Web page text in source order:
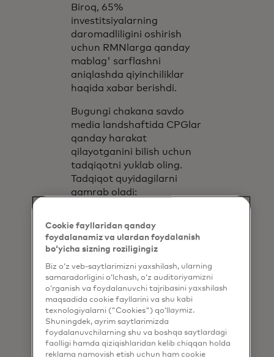
Biroq, 65%
investitsiyalarning
daromadliligini oshirish
uchun RMNlarga qanday
mablag' sarflashni
aniqlashda qiyinchiliklar
haqida xabar berishdi.
Bugungi chakana savdo
media landshaftida CPGlar
qanday harakat
qilayotganini bilish uchun
tadqiqotni yuklab oling.
Tadqiqot quyidagilarni
qamrab oladi:
ommaviy axborot
vositalari uchun eng
yaxshi strategiyalar va
foydalanish holatlari
CPG kompaniyalari
RMN investitsiyalarini
qanday
moliyalashtirmoqda
ROI ni maksimal
darajada oshirishda
Cookie fayllaridan qanday
foydalanamiz va ulardan foydalanish
bo‘yicha sizning roziligingiz
Biz o‘z veb-saytlarimizni yaxshilash, ularning
samaradorligini o‘lchash, o‘z auditoriyamizni
o‘rganish va foydalanuvchi tajribasini yaxshilash
maqsadida cookie fayllarini va shu kabi
texnologiyalarni ("Cookies") qo‘llaymiz.
Shuningdek, ayrim saytlarimizda
foydalanuvchilarning shu va boshqa saytlardagi
faolligi hamda qiziqishlaridan kelib chiqqan holda
reklama namoyish etish uchun ham cookie